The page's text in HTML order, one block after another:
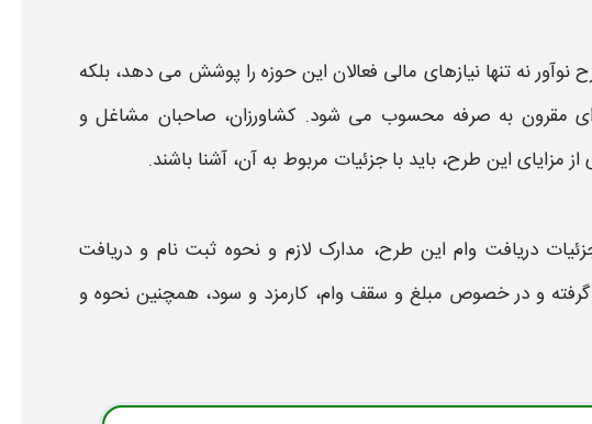
نوآورنه تنها نیازهای مالی فعالان این حوزه را پوشش می‌ دهد، بلکه
ای مقرون‌ به‌ صرفه محسوب می‌ شود. کشاورزان، صاحبان مشاغل و
از مزایای این طرح، باید با جزئیات مربوط به آن، آشنا باشند.
دریافت وام این طرح، مدارک لازم و نحوه ثبت نام و دریافت
گرفته و در خصوص مبلغ و سقف وام، کارمزد و سود، همچنین نحوه و